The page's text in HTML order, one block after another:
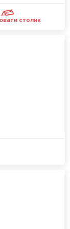
столик